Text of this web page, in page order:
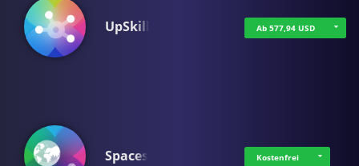
UpSkill Ab 577,94 USD
Spaces Kostenfrei